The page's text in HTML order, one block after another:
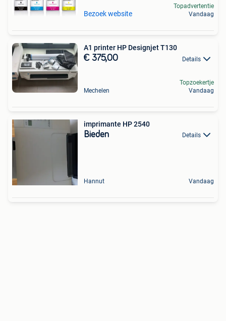
Bezoek website
Topadvertentie
Vandaag
A1 printer HP Designjet T130
€ 375,00 Details
Mechelen
Topzoekertje
Vandaag
imprimante HP 2540
Bieden Details
Hannut Vandaag